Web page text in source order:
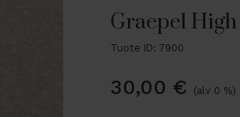
Graepel
Tuote ID: 7900
30,00 € (alv 0 %)